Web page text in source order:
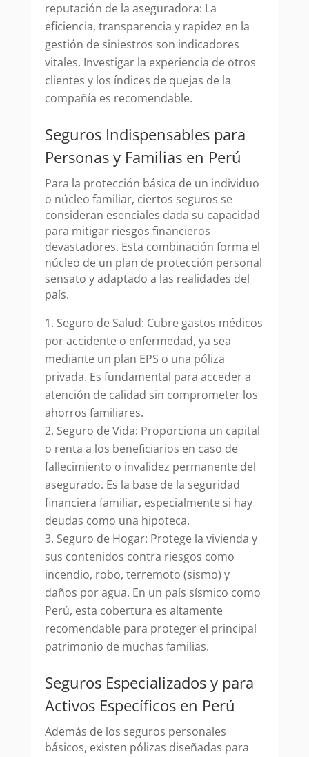
reputación de la aseguradora: La
eficiencia, transparencia y rapidez en la
gestión de siniestros son indicadores
vitales. Investigar la experiencia de otros
clientes y los índices de quejas de la
compañía es recomendable.
Seguros Indispensables para
Personas y Familias en Perú
Para la protección básica de un individuo
o núcleo familiar, ciertos seguros se
consideran esenciales dada su capacidad
para mitigar riesgos financieros
devastadores. Esta combinación forma el
núcleo de un plan de protección personal
sensato y adaptado a las realidades del
país.
Seguro de Salud: Cubre gastos médicos
por accidente o enfermedad, ya sea
mediante un plan EPS o una póliza
privada. Es fundamental para acceder a
atención de calidad sin comprometer los
ahorros familiares.
Seguro de Vida: Proporciona un capital
o renta a los beneficiarios en caso de
fallecimiento o invalidez permanente del
asegurado. Es la base de la seguridad
financiera familiar, especialmente si hay
deudas como una hipoteca.
Seguro de Hogar: Protege la vivienda y
sus contenidos contra riesgos como
incendio, robo, terremoto (sismo) y
daños por agua. En un país sísmico como
Perú, esta cobertura es altamente
recomendable para proteger el principal
patrimonio de muchas familias.
Seguros Especializados y para
Activos Específicos en Perú
Además de los seguros personales
básicos, existen pólizas diseñadas para